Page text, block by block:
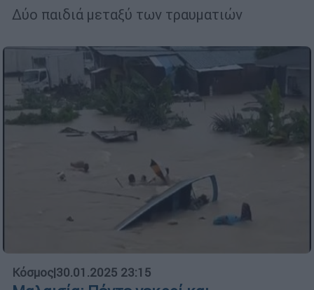
Δύο παιδιά μεταξύ των τραυματιών
Κόσμος|30.01.2025 23:15